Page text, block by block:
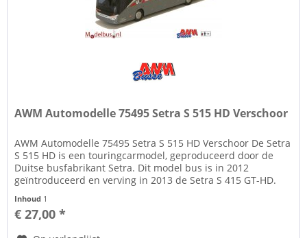
AWM Automodelle 75495 Setra S 515 HD Verschoor
AWM Automodelle 75495 Setra S 515 HD Verschoor De Setra
S 515 HD is een touringcarmodel, geproduceerd door de
Duitse busfabrikant Setra. Dit model bus is in 2012
geïntroduceerd en verving in 2013 de Setra S 415 GT-HD.
Inhoud 1
€ 27,00 *